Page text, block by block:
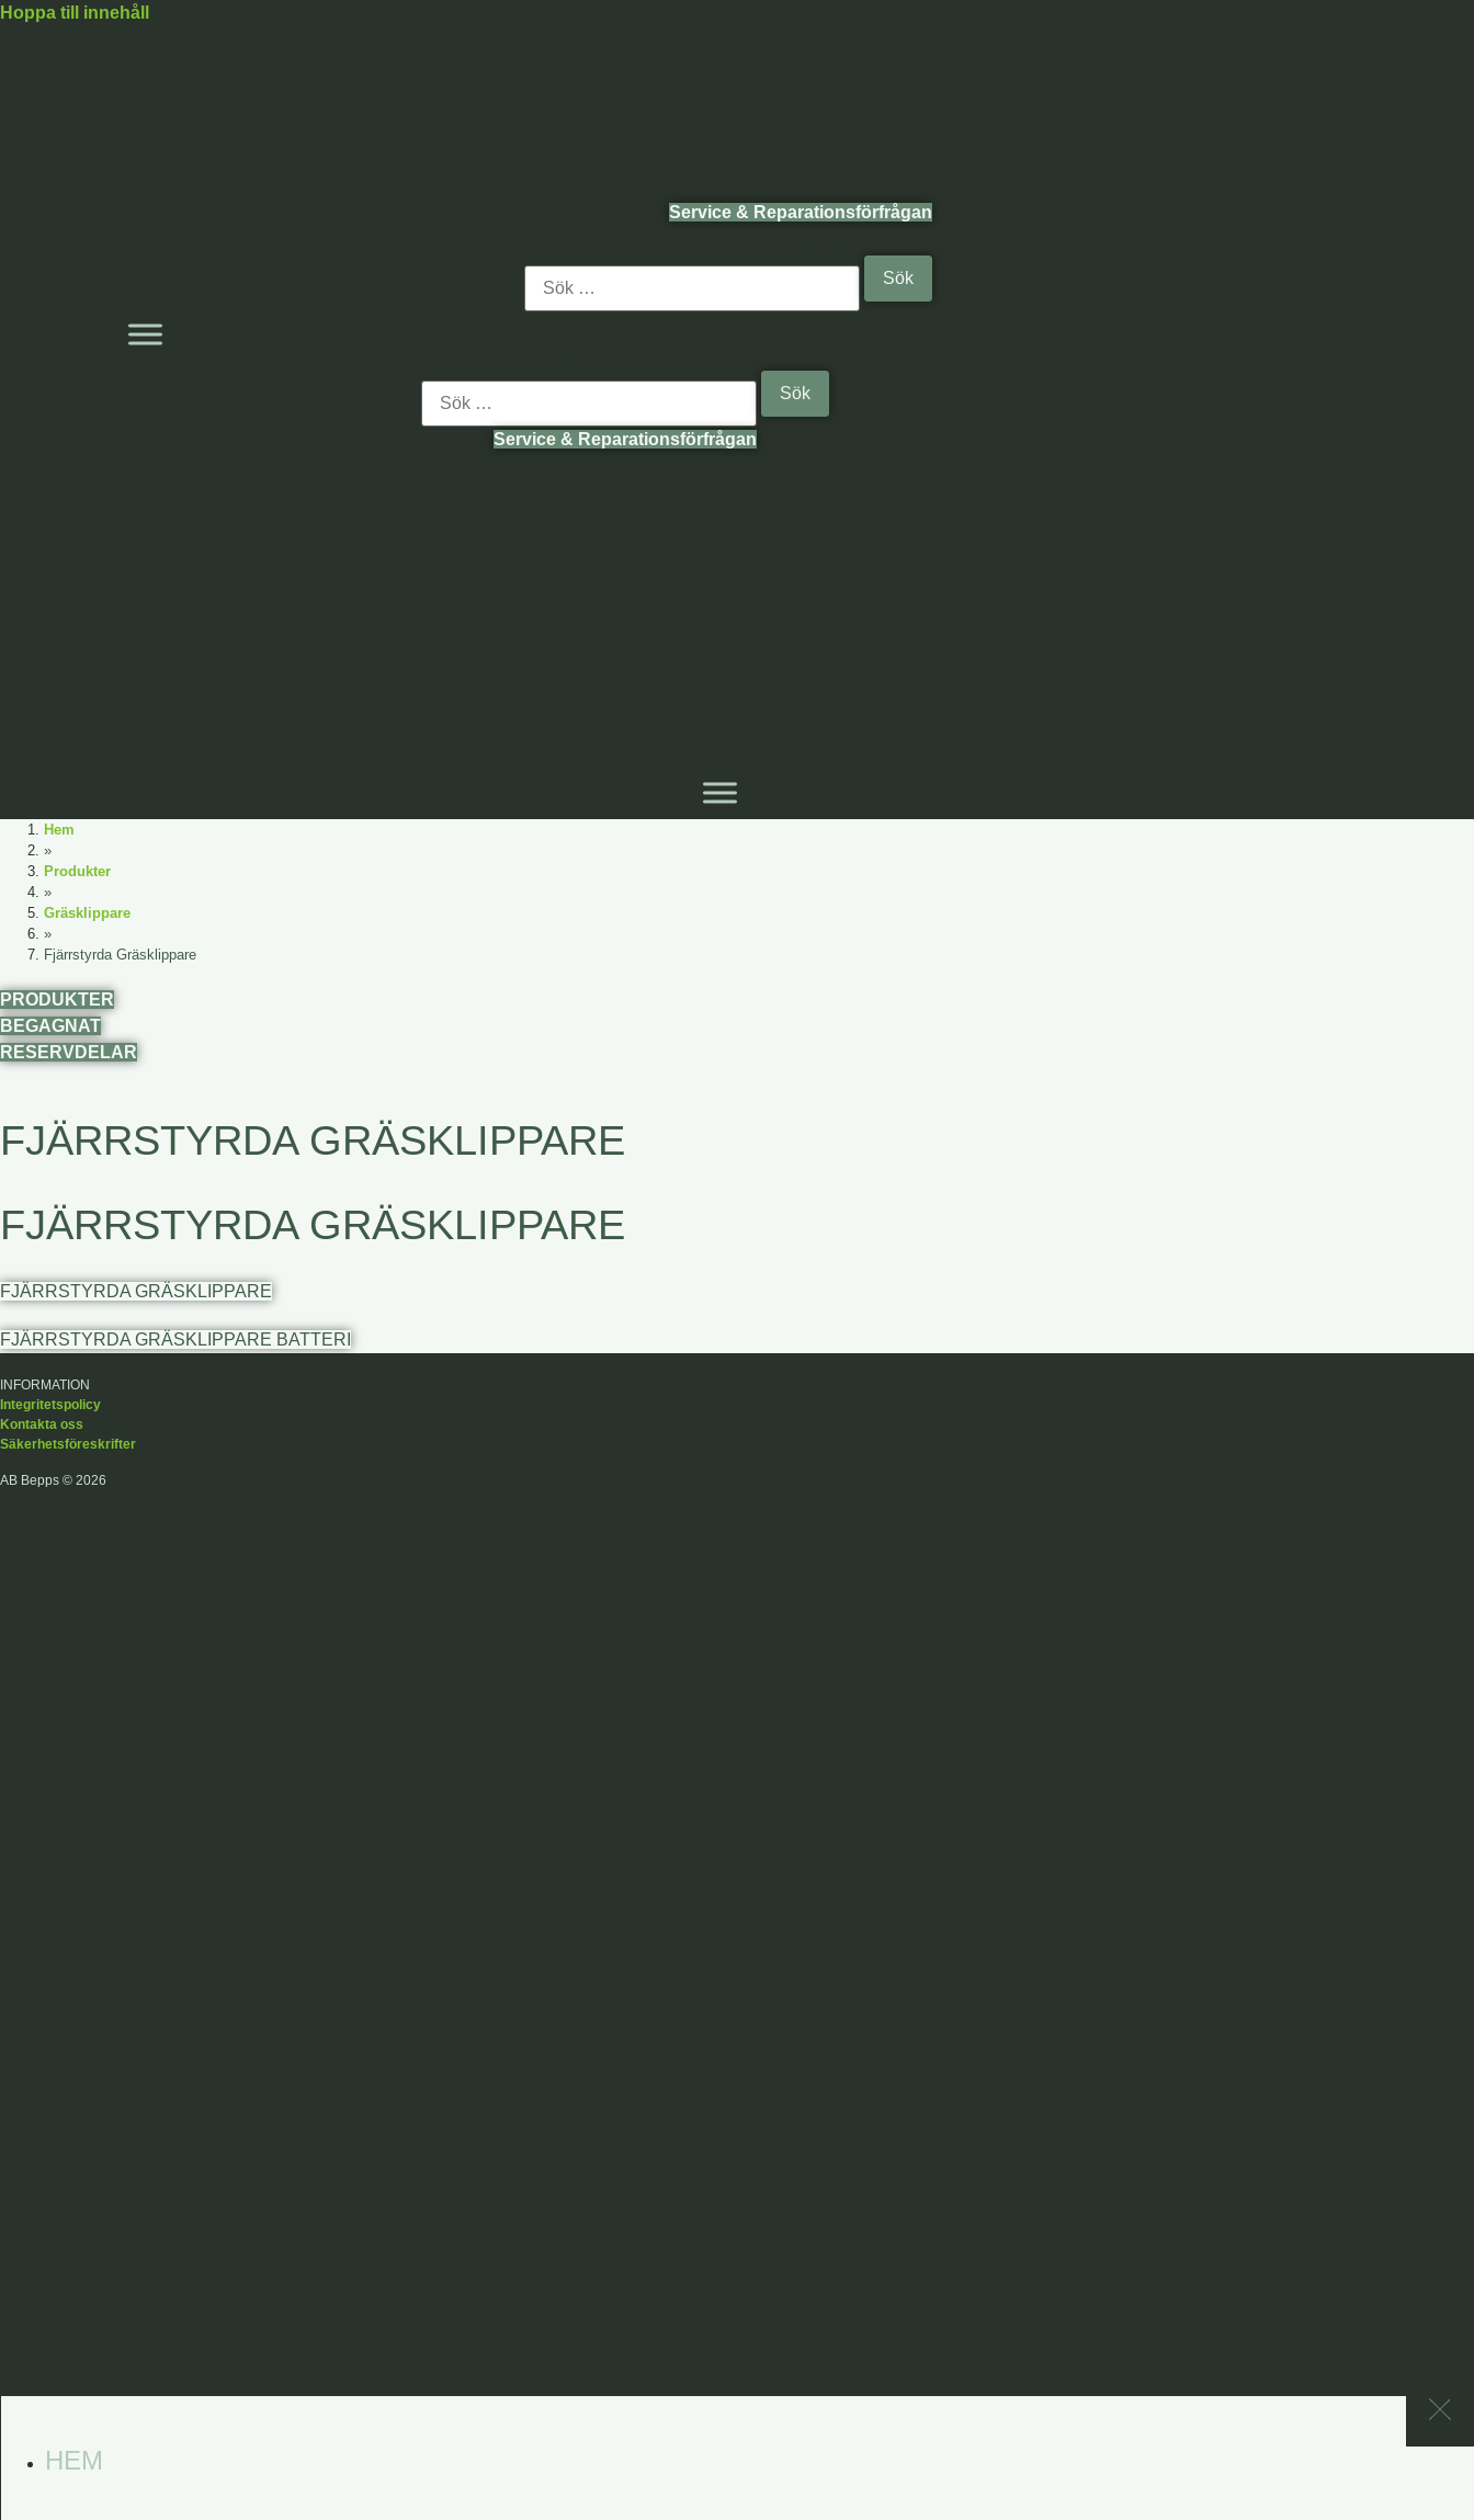
Hoppa till innehåll
Service & Reparationsförfrågan
Service & Reparationsförfrågan
Hem
»
Produkter
»
Gräsklippare
»
Fjärrstyrda Gräsklippare
PRODUKTER
BEGAGNAT
RESERVDELAR
FJÄRRSTYRDA GRÄSKLIPPARE
FJÄRRSTYRDA GRÄSKLIPPARE
FJÄRRSTYRDA GRÄSKLIPPARE
FJÄRRSTYRDA GRÄSKLIPPARE BATTERI
INFORMATION
Integritetspolicy
Kontakta oss
Säkerhetsföreskrifter
AB Bepps © 2026
HEM